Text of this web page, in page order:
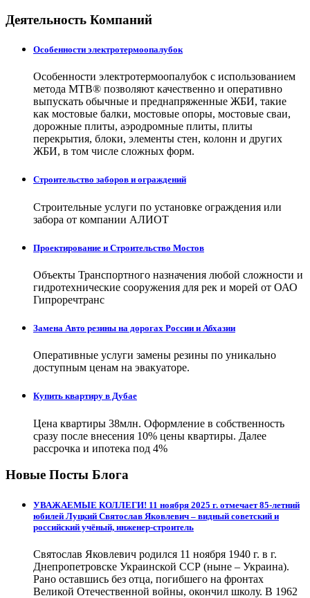
Деятельность Компаний
Особенности электротермоопалубок
Особенности электротермоопалубок с использованием
метода МТВ® позволяют качественно и оперативно
выпускать обычные и преднапряженные ЖБИ, такие
как мостовые балки, мостовые опоры, мостовые сваи,
дорожные плиты, аэродромные плиты, плиты
перекрытия, блоки, элементы стен, колонн и других
ЖБИ, в том числе сложных форм.
Строительство заборов и ограждений
Строительные услуги по установке ограждения или
забора от компании АЛИОТ
Проектирование и Строительство Мостов
Объекты Транспортного назначения любой сложности и
гидротехнические сооружения для рек и морей от ОАО
Гипроречтранс
Замена Авто резины на дорогах России и Абхазии
Оперативные услуги замены резины по уникально
доступным ценам на эвакуаторе.
Купить квартиру в Дубае
Цена квартиры 38млн. Оформление в собственность
сразу после внесения 10% цены квартиры. Далее
рассрочка и ипотека под 4%
Новые Посты Блога
УВАЖАЕМЫЕ КОЛЛЕГИ! 11 ноября 2025 г. отмечает 85-летний
юбилей Луцкий Святослав Яковлевич – видный советский и
российский учёный, инженер-строитель
Святослав Яковлевич родился 11 ноября 1940 г. в г.
Днепропетровске Украинской ССР (ныне – Украина).
Рано оставшись без отца, погибшего на фронтах
Великой Отечественной войны, окончил школу. В 1962